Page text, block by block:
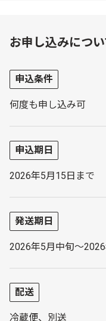
お申し込みについ
申込条件
何度も申し込み可
申込期日
2026年5月15日まで
発送期日
2026年5月中旬～
配送
冷蔵便、別送